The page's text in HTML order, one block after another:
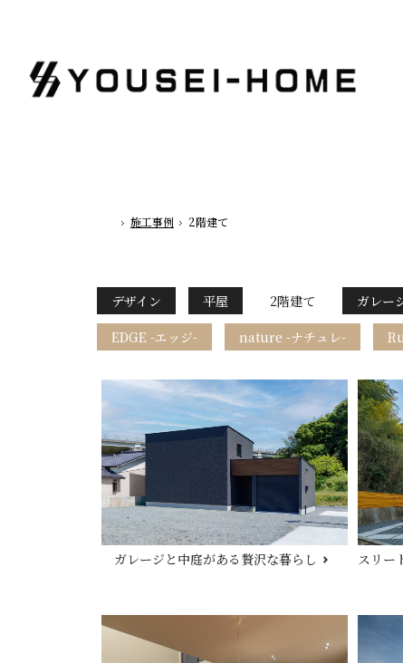
ホーム
施工事例 2階建て
デザイン 平屋 2階建て
ガレー
EDGE -エッジ-
nature -ナチュレ-
ガレージと中庭がある贅沢な暮らし
スリー